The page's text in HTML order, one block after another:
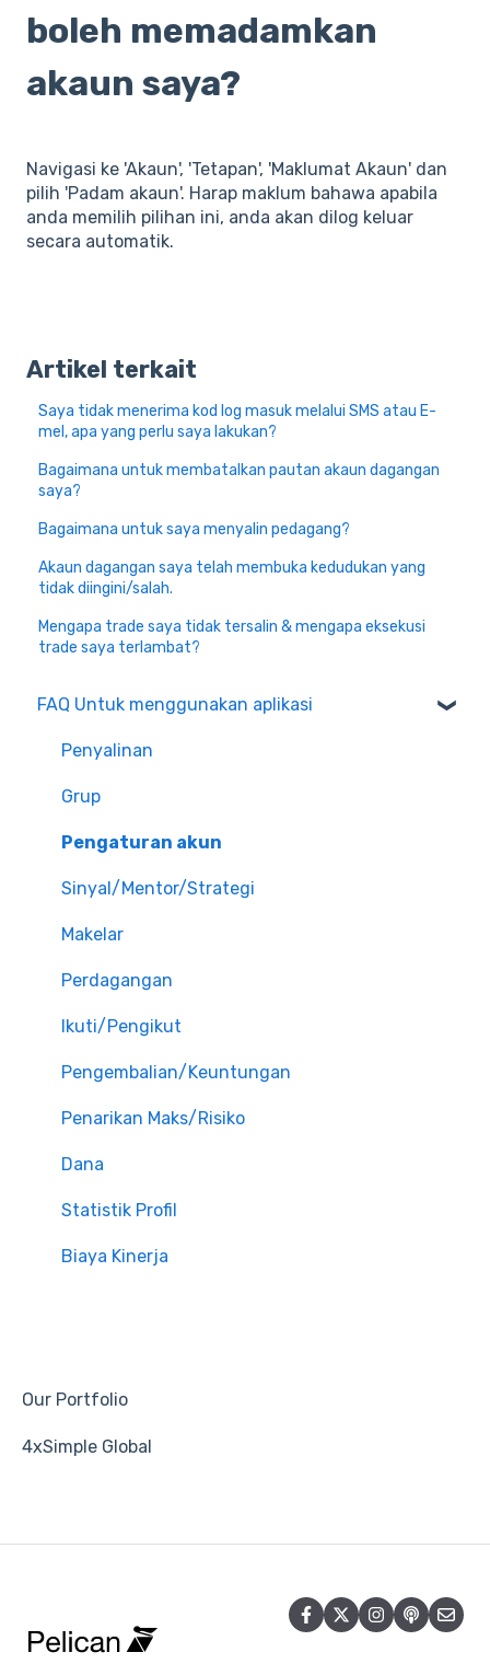
boleh memadamkan
akaun saya?
Navigasi ke 'Akaun', 'Tetapan', 'Maklumat Akaun' dan
pilih 'Padam akaun'. Harap maklum bahawa apabila
anda memilih pilihan ini, anda akan dilog keluar
secara automatik.
Artikel terkait
Saya tidak menerima kod log masuk melalui SMS atau E-
mel, apa yang perlu saya lakukan?
Bagaimana untuk membatalkan pautan akaun dagangan
saya?
Bagaimana untuk saya menyalin pedagang?
Akaun dagangan saya telah membuka kedudukan yang
tidak diingini/salah.
Mengapa trade saya tidak tersalin & mengapa eksekusi
trade saya terlambat?
FAQ Untuk menggunakan aplikasi
Penyalinan
Grup
Pengaturan akun
Sinyal/Mentor/Strategi
Makelar
Perdagangan
Ikuti/Pengikut
Pengembalian/Keuntungan
Penarikan Maks/Risiko
Dana
Statistik Profil
Biaya Kinerja
Our Portfolio
4xSimple Global